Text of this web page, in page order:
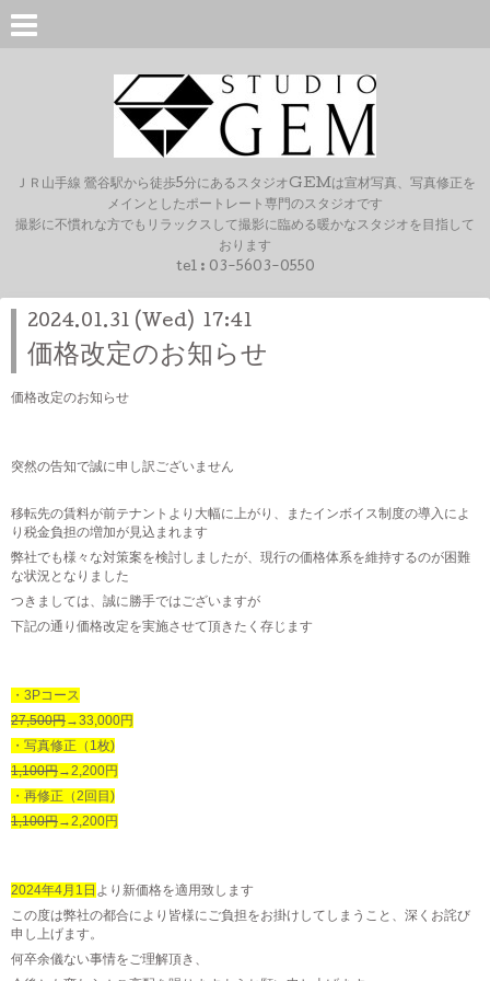
ＪＲ山手線 鶯谷駅から徒歩5分にあるスタジオGEMは宣材写真、写真修正を
メインとしたポートレート専門のスタジオです
撮影に不慣れな方でもリラックスして撮影に臨める暖かなスタジオを目指して
おります
tel : 03-5603-0550
2024.01.31 (Wed) 17:41
価格改定のお知らせ
価格改定のお知らせ
突然の告知で誠に申し訳ございません
移転先の賃料が前テナントより大幅に上がり、またインボイス制度の導入によ
り税金負担の増加が見込まれます
弊社でも様々な対策案を検討しましたが、現行の価格体系を維持するのが困難
な状況となりました
つきましては、誠に勝手ではございますが
下記の通り価格改定を実施させて頂きたく存じます
・3Pコース
27,500円→33,000円
・写真修正（1枚)
1,100円→2,200円
・再修正（2回目)
1,100円→2,200円
2024年4月1日 より新価格を適用致します
この度は弊社の都合により皆様にご負担をお掛けしてしまうこと、深くお詫び
申し上げます。
何卒余儀ない事情をご理解頂き、